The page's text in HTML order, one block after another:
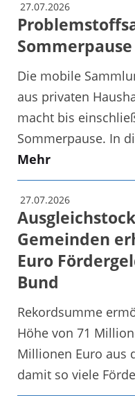
27.07.2026
Sommerpause
Die mobile
aus privaten
macht bis
Sommerpause. In
Mehr
27.07.2026
Gemeinden
Euro
Bund
Rekordsumme
Höhe von 71
Millionen Euro aus
damit so viele